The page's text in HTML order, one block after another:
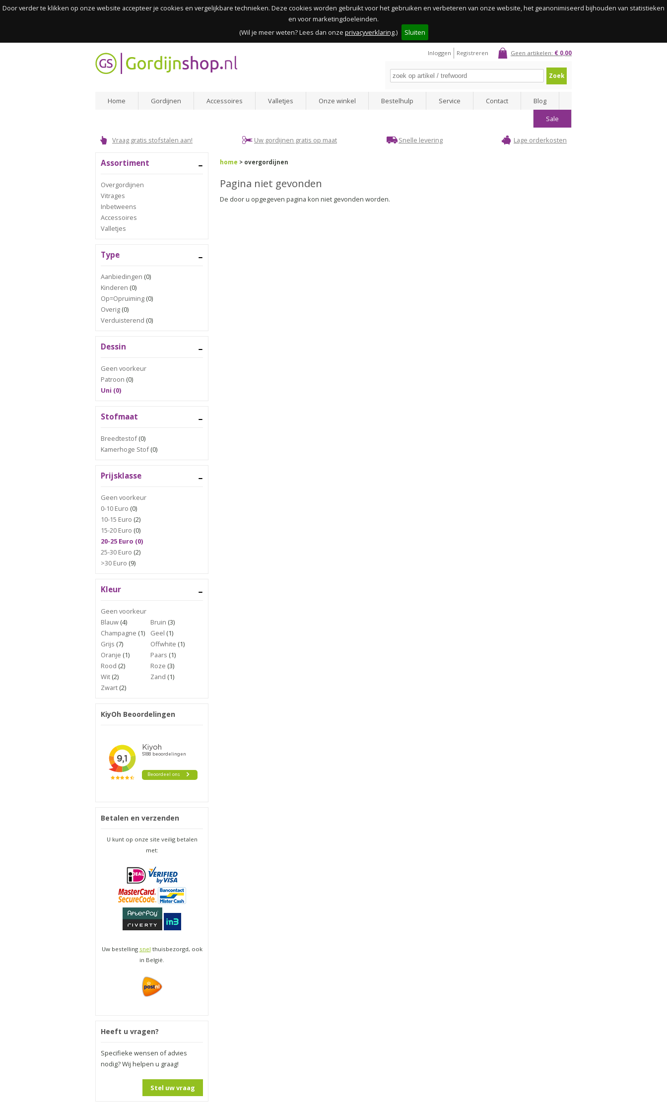
Door verder te klikken op onze website accepteer je cookies en vergelijkbare technieken. Deze cookies worden gebruikt voor het gebruiken en verbeteren van onze website, het geanonimiseerd bijhouden van statistieken
en voor marketingdoeleinden.
(Wil je meer weten? Lees dan onze privacyverklaring.) Sluiten
Geen artikelen: € 0,00
Inloggen Registreren
Zoek
Home Gordijnen Accessoires Valletjes Onze winkel Bestelhulp Service Contact
Blog
Sale
Vraag gratis stofstalen aan! Uw gordijnen gratis op maat Snelle levering Lage orderkosten
Assortiment
Overgordijnen
Vitrages
Inbetweens
Accessoires
Valletjes
Type
Aanbiedingen (0)
Kinderen (0)
Op=Opruiming (0)
Overig (0)
Verduisterend (0)
Dessin
Geen voorkeur
Patroon (0)
Uni (0)
Stofmaat
Breedtestof(0)
Kamerhoge Stof(0)
Prijsklasse
Geen voorkeur
0-10 Euro (0)
10-15 Euro (2)
15-20 Euro (0)
20-25 Euro (0)
25-30 Euro (2)
>30 Euro (9)
Kleur
Geen voorkeur
Blauw (4) Bruin (3)
Champagne (1) Geel (1)
Grijs (7) Offwhite (1)
Oranje (1) Paars (1)
Rood (2) Roze (3)
Wit (2) Zand (1)
Zwart (2)
KiyOh Beoordelingen
Betalen en verzenden
U kunt op onze site veilig betalen
met:
Uw bestelling snel thuisbezorgd, ook
in België.
Heeft u vragen?
Specifieke wensen of advies
nodig? Wij helpen u graag!
Stel uw vraag
home > overgordijnen
Pagina niet gevonden
De door u opgegeven pagina kon niet gevonden worden.